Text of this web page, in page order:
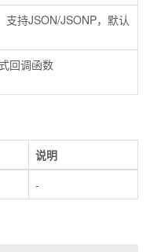
支持JSON/JSONP，默认
回调函数
说明
-